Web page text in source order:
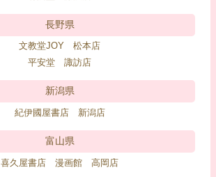
長野県
文教堂JOY 松本店
平安堂 諏訪店
新潟県
紀伊國屋書店 新潟店
富山県
喜久屋書店 漫画館 高岡店